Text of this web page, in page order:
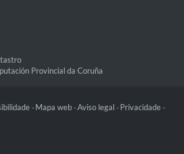
Provincial da Coruña
- Mapa web -Aviso legal - Privacidade -